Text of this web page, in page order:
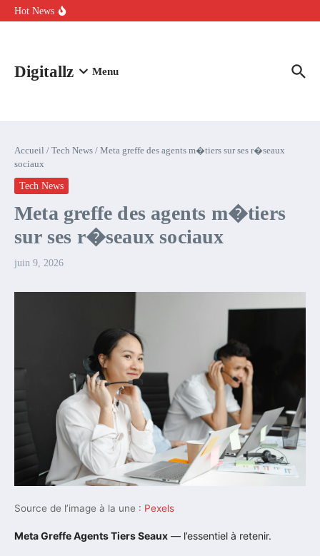
Aller au contenu
Hot News
Comment l’IA simplifie la data de caisse pour la transformer en
Digitallz Menu
Accueil / Tech News / Meta greffe des agents m�tiers sur ses r�seaux
sociaux
Tech News
Meta greffe des agents m�tiers
sur ses r�seaux sociaux
juin 9, 2026
Source de l’image à la une : Pexels
Meta Greffe Agents Tiers Seaux — l’essentiel à retenir.